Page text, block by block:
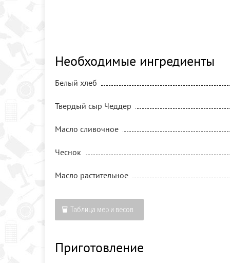
Необходимые ингредиенты
Белый хлеб
Твердый сыр Чеддер
Масло сливочное
Чеснок
Масло растительное
Таблица мер и весов
Приготовление